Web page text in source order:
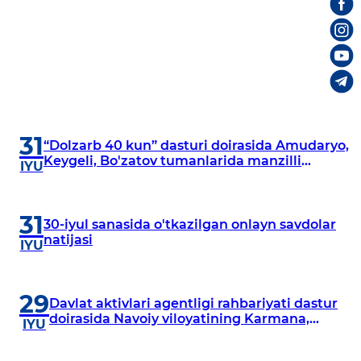
31
IYU
“Dolzarb 40 kun” dasturi doirasida Amudaryo,
Keygeli, Bo'zatov tumanlarida manzilli
31
IYU
30-iyul sanasida o'tkazilgan onlayn savdolar
natijasi
29
IYU
Davlat aktivlari agentligi rahbariyati dastur
doirasida Navoiy viloyatining Karmana,